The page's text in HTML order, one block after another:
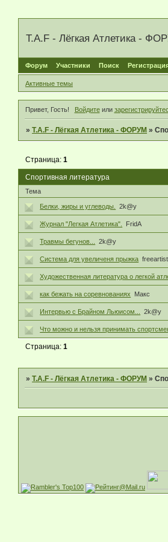
T.A.F - Лёгкая Атлетика -
Форум Участники Поиск
Активные темы
Привет, Гость! Войдитеили
»T.A.F - Лёгкая Атлетика - ФОРУМ »
Спортивная литература
Страница:1
Тема
Белки, жиры и углеводы. 2k@y
Журнал "Легкая Атлетика". FridA
Травмы бегунов... 2k@y
Система для увеличеня прыжка freeartist
Художественная литература о легкой
как бежать на соревнованиях Макс
Интервью с Брайном Льюисом... 2k@y
Что можно и нельзя принимать
Страница:1
»T.A.F - Лёгкая Атлетика - ФОРУМ »